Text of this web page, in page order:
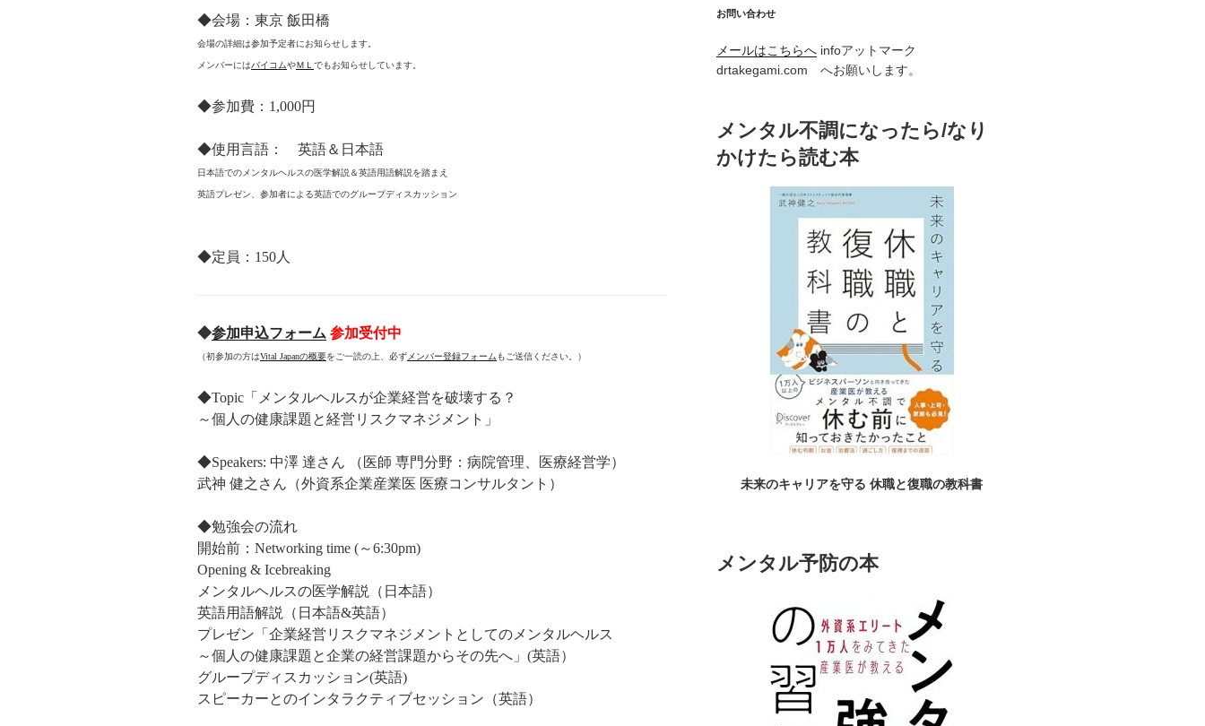
◆会場：東京 飯田橋
会場の詳細は参加予定者にお知らせします。
メンバーにはバイコムやＭＬ でもお知らせしています。
◆参加費：1,000円
◆使用言語： 英語＆日本語
日本語でのメンタルヘルスの医学解説＆英語用語解説を踏まえ
英語プレゼン、参加者による英語でのグループディスカッション
◆定員：150人
◆参加申込フォーム 参加受付中
（初参加の方はVital Japanの概要をご一読の上、必ずメンバー登録フォーム もご送信ください。）
◆Topic「メンタルヘルスが企業経営を破壊する？
～個人の健康課題と経営リスクマネジメント」
◆Speakers: 中澤 達さん （医師 専門分野：病院管理、医療経営学）
武神 健之さん（外資系企業産業医 医療コンサルタント）
◆勉強会の流れ
開始前：Networking time (～6:30pm)
Opening & Icebreaking
メンタルヘルスの医学解説（日本語）
英語用語解説（日本語&英語）
プレゼン「企業経営リスクマネジメントとしてのメンタルヘルス
～個人の健康課題と企業の経営課題からその先へ」(英語）
グループディスカッション(英語)
スピーカーとのインタラクティブセッション（英語）
お問い合わせ
メールはこちらへinfoアットマーク
drtakegami.com へお願いします。
メンタル不調になったら/なり
かけたら読む本
未来のキャリアを守る 休職と復職の教科書
メンタル予防の本